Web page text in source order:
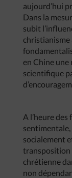
aujourd’hui
Dans la
subit
en Chine
scientifique
A l’heure
socialement
transposition
chrétienne
non